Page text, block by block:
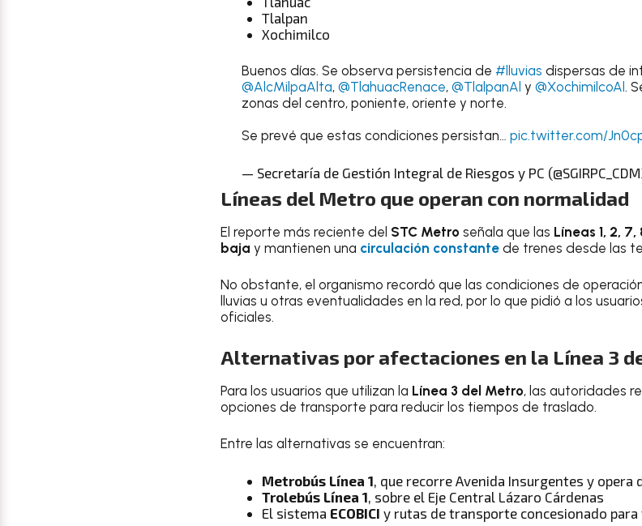
Tlalpan
Xochimilco
Buenos días. Se observa persistencia de #lluvias dispersas de
@AlcMilpaAlta, @TlahuacRenace, @TlalpanAl y @XochimilcoAl .
zonas del centro, poniente, oriente y norte.
Se prevé que estas condiciones persistan… pic.twitter.com/
— Secretaría de Gestión Integral de Riesgos y PC
Líneas del Metro que operan con normalidad
El reporte más reciente del STC Metro señala que las Líneas 1, 2, 7,
baja y mantienen una circulación constante de trenes desde las
No obstante, el organismo recordó que las condiciones de
lluvias u otras eventualidades en la red, por lo que pidió a los
oficiales.
Alternativas por afectaciones en la Línea 3
Para los usuarios que utilizan la Línea 3 del Metro, las autoridades
opciones de transporte para reducir los tiempos de traslado.
Entre las alternativas se encuentran:
Metrobús Línea 1 , que recorre Avenida Insurgentes y opera
Trolebús Línea 1 , sobre el Eje Central Lázaro Cárdenas
El sistema ECOBICI y rutas de transporte concesionado